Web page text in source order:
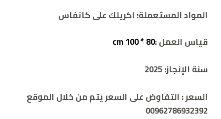
المواد المستعملة: اكريلكعلى كانفاس
قياس العمل :80 * 100 cm
سنة الإنجاز:2025
السعر :التفاوض على السعر يتم من خلال الموقع
00962786932392